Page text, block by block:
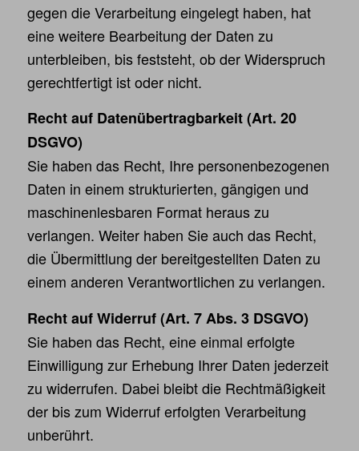
gegen die Verarbeitung eingelegt haben, hat
eine weitere Bearbeitung der Daten zu
unterbleiben, bis feststeht, ob der Widerspruch
gerechtfertigt ist oder nicht.
Recht auf Datenübertragbarkeit (Art. 20
DSGVO)
Sie haben das Recht, Ihre personenbezogenen
Daten in einem strukturierten, gängigen und
maschinenlesbaren Format heraus zu
verlangen. Weiter haben Sie auch das Recht,
die Übermittlung der bereitgestellten Daten zu
einem anderen Verantwortlichen zu verlangen.
Recht auf Widerruf (Art. 7 Abs. 3 DSGVO)
Sie haben das Recht, eine einmal erfolgte
Einwilligung zur Erhebung Ihrer Daten jederzeit
zu widerrufen. Dabei bleibt die Rechtmäßigkeit
der bis zum Widerruf erfolgten Verarbeitung
unberührt.